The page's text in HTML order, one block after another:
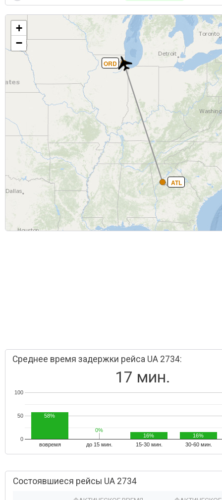
ATL
ORD
+
−
Среднее время задержки рейса UA 2734:
17 мин.
вовремя до 15 мин. 15-30 мин. 30-60 мин.
0
50
100
58%
0%
0%
16%
16%
Состоявшиеся рейсы UA 2734